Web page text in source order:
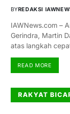
BYREDAKSI
IAWNews.com –
Gerindra, Martin
atas langkah
READ MORE
RAKYAT